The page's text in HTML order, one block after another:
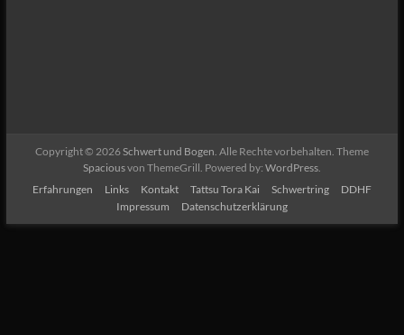
Copyright © 2026Schwert und Bogen . Alle Rechte vorbehalten. Theme
Spaciousvon ThemeGrill. Powered by: WordPress.
Erfahrungen
Links Kontakt Tattsu Tora Kai Schwertring
DDHF
Impressum
Datenschutzerklärung